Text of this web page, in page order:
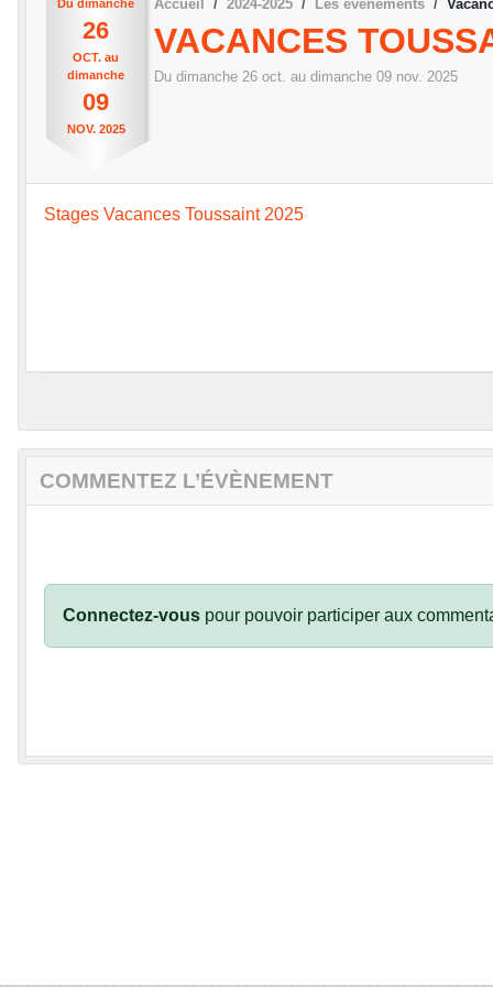
Du dimanche
26
OCT. au
dimanche
09
NOV. 2025
Accueil 2024-2025 Les évènements
VACANCES
Du dimanche 26 oct. au dimanche 09 nov. 2025
Stages Vacances Toussaint 2025
COMMENTEZ L’ÉVÈNEMENT
Connectez-vous pour pouvoir participer aux